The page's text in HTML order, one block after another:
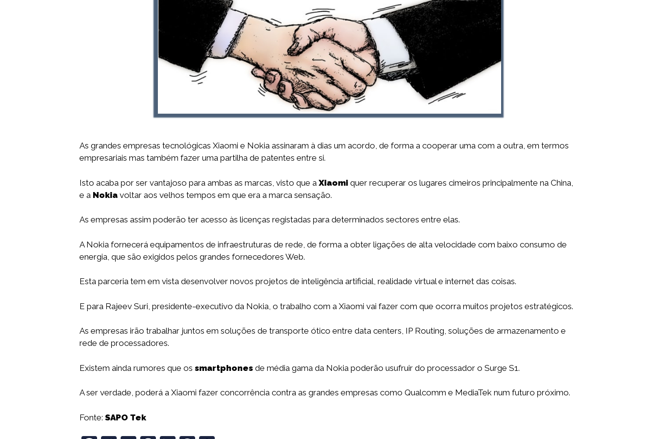
As grandes empresas tecnológicas Xiaomi e Nokia assinaram à dias um acordo, de forma a cooperar uma com a outra, em termos
empresariais mas também fazer uma partilha de patentes entre si.
Isto acaba por ser vantajoso para ambas as marcas, visto que a Xiaomi quer recuperar os lugares cimeiros principalmente na China,
e a Nokia voltar aos velhos tempos em que era a marca sensação.
As empresas assim poderão ter acesso às licenças registadas para determinados sectores entre elas.
A Nokia fornecerá equipamentos de infraestruturas de rede, de forma a obter ligações de alta velocidade com baixo consumo de
energia, que são exigidos pelos grandes fornecedores Web.
Esta parceria tem em vista desenvolver novos projetos de inteligência artificial, realidade virtual e internet das coisas.
E para Rajeev Suri, presidente-executivo da Nokia, o trabalho com a Xiaomi vai fazer com que ocorra muitos projetos estratégicos.
As empresas irão trabalhar juntos em soluções de transporte ótico entre data centers, IP Routing, soluções de armazenamento e
rede de processadores.
Existem ainda rumores que os smartphones de média gama da Nokia poderão usufruir do processador o Surge S1.
A ser verdade, poderá a Xiaomi fazer concorrência contra as grandes empresas como Qualcomm e MediaTek num futuro próximo.
Fonte: SAPO Tek